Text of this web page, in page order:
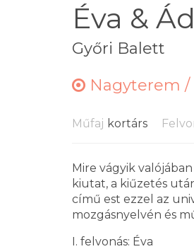
Éva &
Győri Balett
Nagyterem /
Műfaj kortárs
Mire vágyik
kiutat, a kiűzetés
című est ezzel az
mozgásnyelvén és
I. felvonás: Éva